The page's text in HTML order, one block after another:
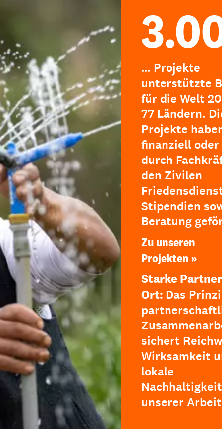
… Projekte
unterstützte
für die Welt
77 Ländern.
Projekte
finanziell oder
durch
den Zivilen
Stipendien
Beratung
Zu unseren
Projekten
Starke
Ort: Das
sichert
Wirksamkeit
lokale
Nachhaltigkeit
unserer